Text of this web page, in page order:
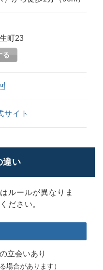
町23
る
イト
違い
ルールが異なりま
ださい。
立会いあり
場合があります）